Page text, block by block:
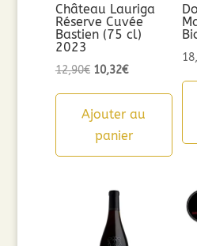
Château Lauriga
Réserve Cuvée
Bastien (75 cl)
2023
12,90€ Le
initial
était :
10,32€Le
actuel
est :
Ajouter au
panier